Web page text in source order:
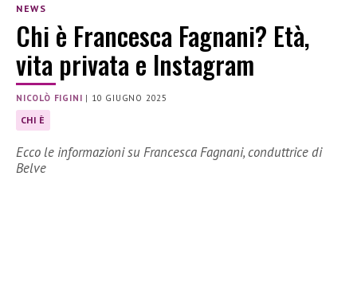
NEWS
Chi è Francesca Fagnani? Età,
vita privata e Instagram
NICOLÒ FIGINI | 10 GIUGNO 2025
CHI È
Ecco le informazioni su Francesca Fagnani, conduttrice di
Belve